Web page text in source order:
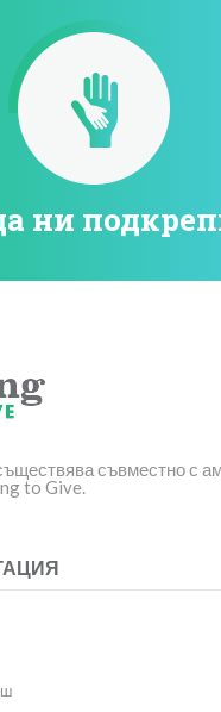
ни
съвместно с
to Give.